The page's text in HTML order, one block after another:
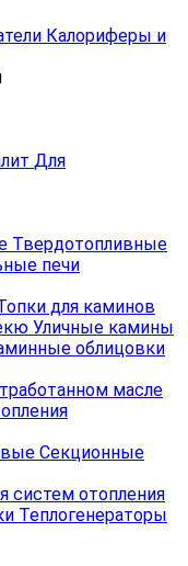
Калориферы и
Для
Твердотопливные
печи
для каминов
Уличные камины
облицовки
масле
Секционные
систем отопления
Теплогенераторы